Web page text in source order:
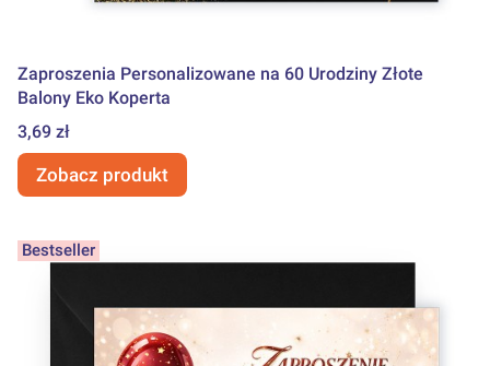
Zaproszenia Personalizowane na 60 Urodziny Złote
Balony Eko Koperta
Cena
3,69 zł
Zobacz produkt
Bestseller